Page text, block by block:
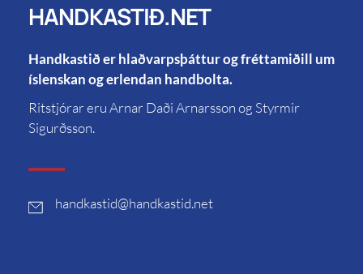
HANDKASTIÐ.NET
Handkastið er hlaðvarpsþáttur og fréttamiðill um
íslenskan og erlendan handbolta.
Ritstjórar eru Arnar Daði Arnarsson og Styrmir
Sigurðsson.
handkastid@handkastid.net